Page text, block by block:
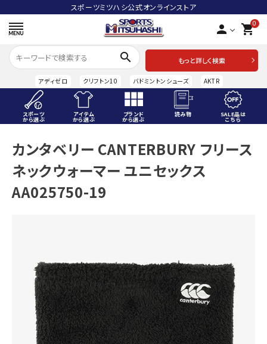
スポーツミツハシ公式オンラインストア
person 0
shopping_cart
search
もっと詳しく検索
アディゼロ クリフトン10 バドミントンシューズ AKTR
スポーツ
から選ぶ
アイテム
から選ぶ
ブランド
から選ぶ
読み物 SALE品は
こちら
ACCOUNT MENU
ようこそ ゲスト 様
meeting_room ログイン person
ブランドから選ぶ
SALE品はこちら
INFORMATIOM
カンタベリー CANTERBURY フリース
ネックウォーマー ユニセックス
AA025750-19